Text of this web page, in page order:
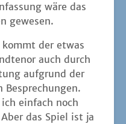
wäre das
gewesen.
der etwas
auch durch
auf­grund der
ein­fach noch
das Spiel ist ja